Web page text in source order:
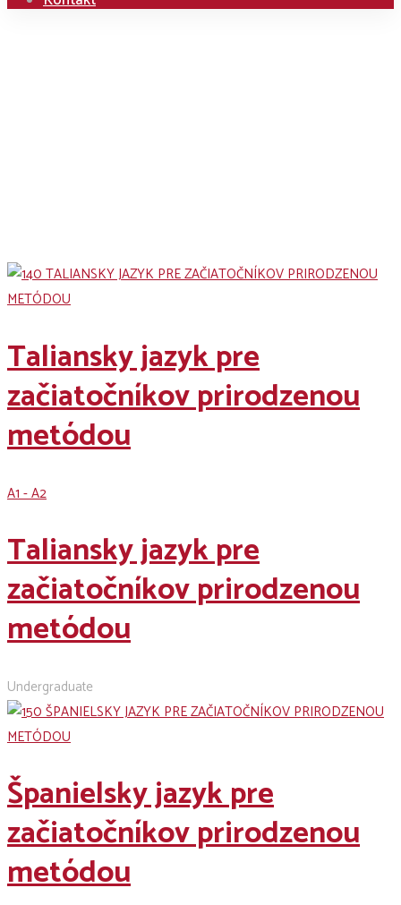
Taliansky jazyk pre
začiatočníkov prirodzenou
metódou
A1 - A2
Taliansky jazyk pre
začiatočníkov prirodzenou
metódou
Undergraduate
Španielsky jazyk pre
začiatočníkov prirodzenou
metódou